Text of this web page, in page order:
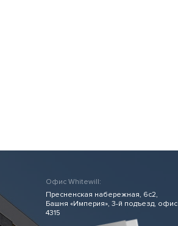
Офис Whitewill:
Пресненская набережная, 6с2,
Башня «Империя», 3-й подъезд, офис
4315